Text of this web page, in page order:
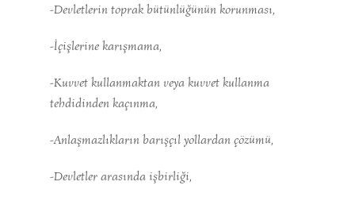
-Devletlerin toprak bütünlüğünün korunması,
-İçişlerine karışmama,
-Kuvvet kullanmaktan veya kuvvet kullanma
tehdidinden kaçınma,
-Anlaşmazlıkların barışçıl yollardan çözümü,
-Devletler arasında işbirliği,